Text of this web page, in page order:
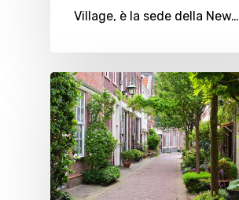
Village, è la sede della New…